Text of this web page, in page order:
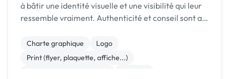
à bâtir une identité visuelle et une visibilité qui leur
ressemble vraiment. Authenticité et conseil sont au
Charte graphique
Logo
Print (flyer, plaquette, affiche...)